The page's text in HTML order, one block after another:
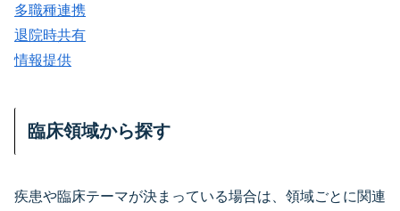
多職種連携
退院時共有
情報提供
臨床領域から探す
疾患や臨床テーマが決まっている場合は、領域ごとに関連